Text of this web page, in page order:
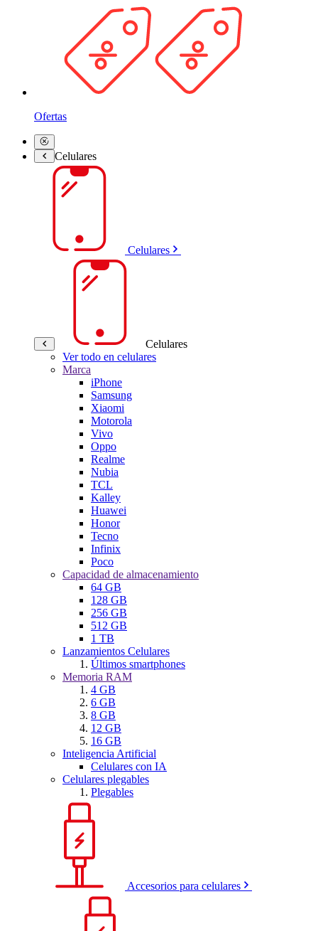
Ofertas
Celulares
Celulares
Celulares
Ver todo en celulares
Marca
iPhone
Samsung
Xiaomi
Motorola
Vivo
Oppo
Realme
Nubia
TCL
Kalley
Huawei
Honor
Tecno
Infinix
Poco
Capacidad de almacenamiento
64 GB
128 GB
256 GB
512 GB
1 TB
Lanzamientos Celulares
Últimos smartphones
Memoria RAM
4 GB
6 GB
8 GB
12 GB
16 GB
Inteligencia Artificial
Celulares con IA
Celulares plegables
Plegables
Accesorios para celulares